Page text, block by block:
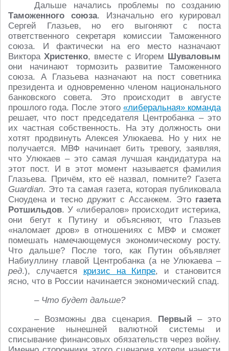
Дальше начались проблемы по созданию
Таможенного союза. Изначально его курировал
Сергей Глазьев, но его выгоняют с поста
ответственного секретаря комиссии Таможенного
союза. И фактически на его место назначают
ВиктораХристенко, вместе с Игорем Шуваловым
они начинают тормозить развитие Таможенного
союза. А Глазьева назначают на пост советника
президента и одновременно членом национального
банковского совета. Это происходит в августе
прошлого года. После этого «либеральная» команда
решает, что пост председателя Центробанка – это
их частная собственность. На эту должность они
хотят продвинуть Алексея Улюкаева. Но у них не
получается. МВФ начинает бить тревогу, заявляя,
что Улюкаев – это самая лучшая кандидатура на
этот пост. И в этот момент называется фамилия
Глазьева. Причём, кто её назвал, помните? Газета
Guardian. Это та самая газета, которая публиковала
Сноудена и тесно дружит с Ассанжем. Это газета
Ротшильдов. У «либералов» происходит истерика,
они бегут к Путину и объясняют, что Глазьев
«наломает дров» в отношениях с МВФ и сможет
помешать намечающемуся экономическому росту.
Что дальше? После того, как Путин объявляет
Набиуллину главой Центробанка (а не Улюкаева –
ред.), случается кризис на Кипре, и становится
ясно, что в России начинается экономический спад.
– Что будет дальше?
– Возможны два сценария. Первый– это
сохранение нынешней валютной системы и
списывание финансовых обязательств через войну.